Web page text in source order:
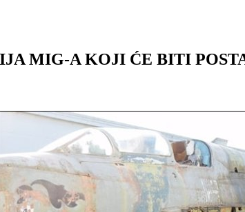
MIG-A KOJI ĆE BITI